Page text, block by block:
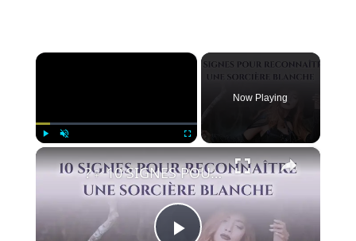
×
Now Playing
×
?‍♀️ 10 SIGNES POUR RECONNAÎTRE UNE SORCIÈRE BLANCHE